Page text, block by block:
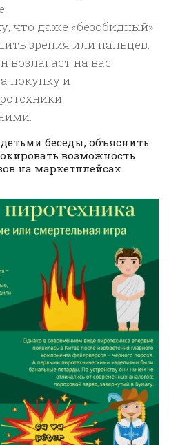
что даже «безобидный»
зрения или пальцев.
возлагает на вас
покупку и
беседы, объяснить
возможность
на маркетплейсах.